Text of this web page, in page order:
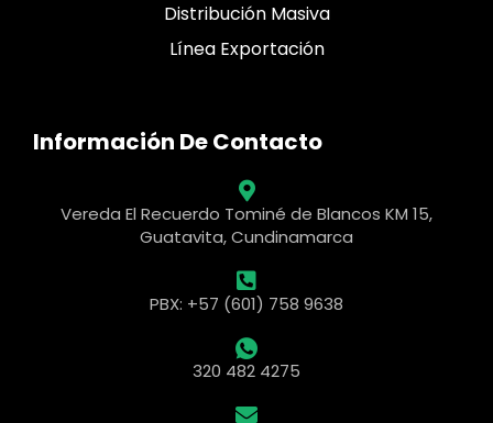
Distribución Masiva
Línea Exportación
Información De Contacto
Vereda El Recuerdo Tominé de Blancos KM 15,
Guatavita, Cundinamarca
PBX: +57 (601) 758 9638
320 482 4275